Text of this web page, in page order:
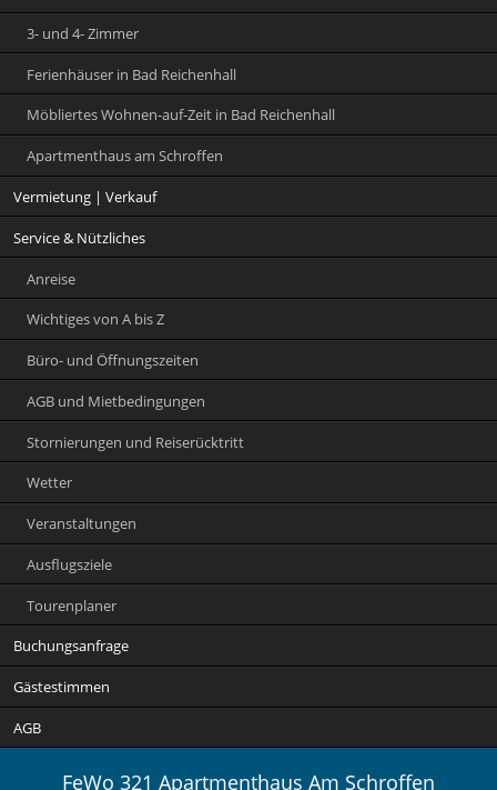
3- und 4- Zimmer
Ferienhäuser in Bad Reichenhall
Möbliertes Wohnen-auf-Zeit in Bad Reichenhall
Apartmenthaus am Schroffen
Vermietung | Verkauf
Service & Nützliches
Anreise
Wichtiges von A bis Z
Büro- und Öffnungszeiten
AGB und Mietbedingungen
Stornierungen und Reiserücktritt
Wetter
Veranstaltungen
Ausflugsziele
Tourenplaner
Buchungsanfrage
Gästestimmen
AGB
FeWo 321 Apartmenthaus Am Schroffen